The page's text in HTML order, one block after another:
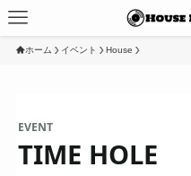
ホーム イベント House
EVENT
TIME HOLE